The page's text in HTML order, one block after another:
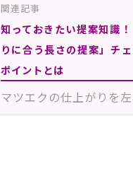
関連記事
知っておきたい提案知識
りに合う長さの提案」チ
ポイントとは